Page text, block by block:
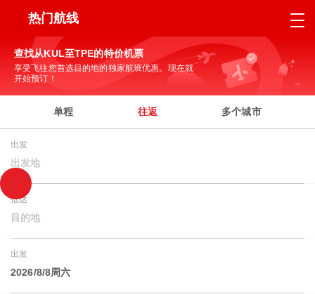
热门航线
查找从KUL至TPE的特价机票
享受飞往您首选目的地的独家航班优惠。现在就
开始预订！
单程 往返 多个城市
出发
出发地
抵达
目的地
出发
2026/8/8周六